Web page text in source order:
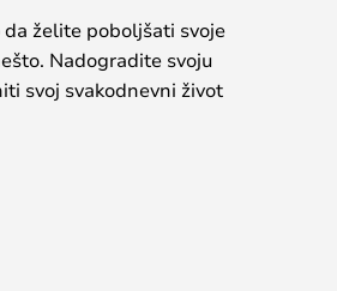
želite poboljšati svoje
Nadogradite svoju
svoj svakodnevni život